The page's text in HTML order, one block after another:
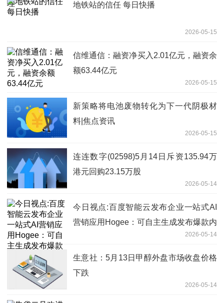
地铁站的信任 每日快播
2026-05-15
信维通信：融资净买入2.01亿元，融资余
额63.44亿元
2026-05-15
新策略将电池废物转化为下一代阴极材
料|焦点资讯
2026-05-15
连连数字(02598)5月14日斥资135.94万
港元回购23.15万股
2026-05-14
今日视点:百度智能云发布企业一站式AI
营销应用Hogee：可自主生成发布爆款内
2026-05-14
生意社：5月13日甲醇外盘市场收盘价格
下跌
2026-05-14